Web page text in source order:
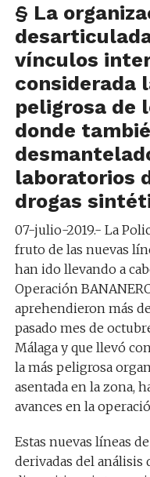
§ La
vínculos
considerada
peligrosa de
donde
laboratorios
drogas
07-julio-2019.- La
fruto de las nuevas
han ido llevando a
Operación
aprehendieron más
pasado mes de
Málaga y que llevó
la más peligrosa
asentada en la zona,
avances en la
Estas nuevas líneas
derivadas del análisis